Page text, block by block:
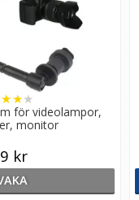
för videolampor,
monitor
★★★
kr